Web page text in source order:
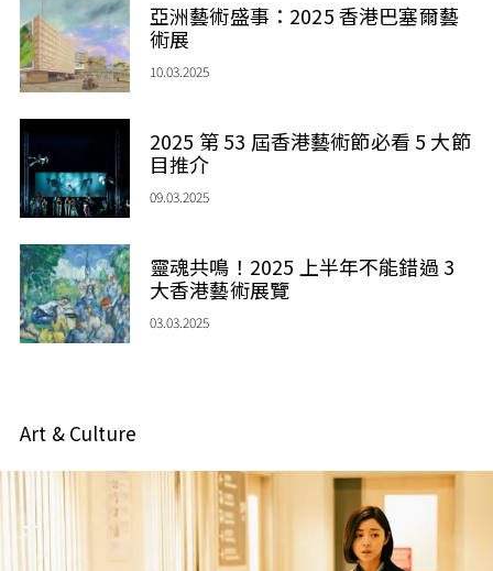
亞洲藝術盛事：2025 香港巴塞爾藝
術展
10.03.2025
2025 第 53 屆香港藝術節必看 5 大節
目推介
09.03.2025
靈魂共鳴！2025 上半年不能錯過 3
大香港藝術展覽
03.03.2025
Art & Culture